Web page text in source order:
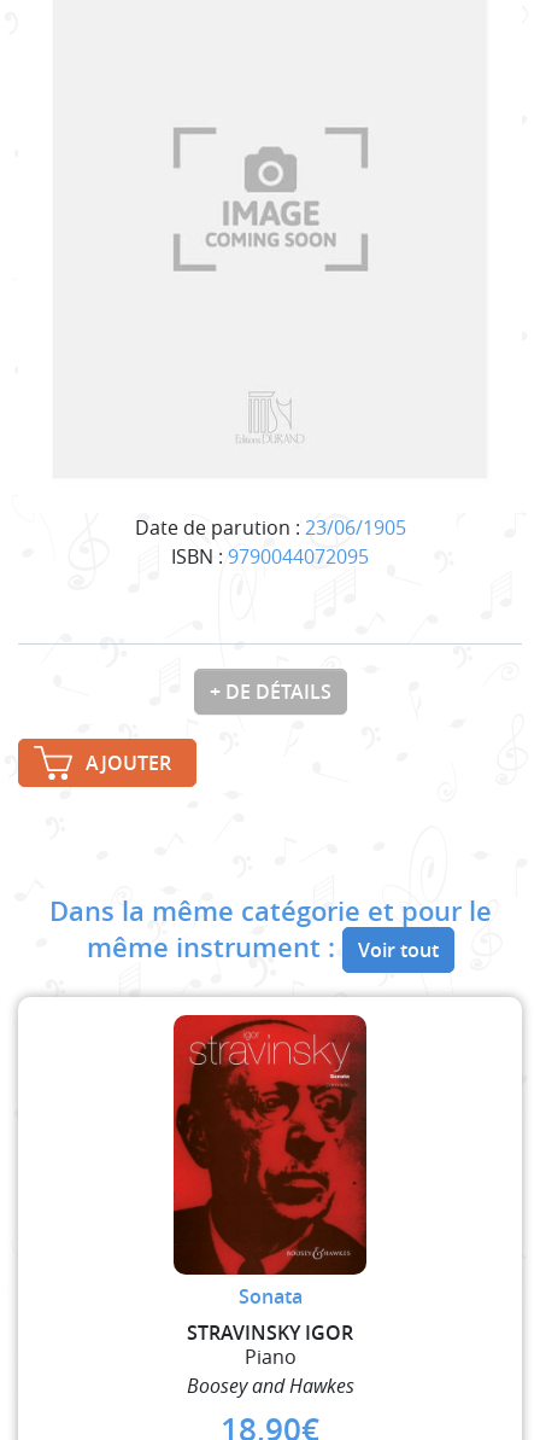
Date de parution : 23/06/1905
ISBN : 9790044072095
+ DE DÉTAILS
AJOUTER
Dans la même catégorie et pour le
même instrument :
Voir tout
Sonata
STRAVINSKY IGOR
Piano
Boosey and Hawkes
18,90€